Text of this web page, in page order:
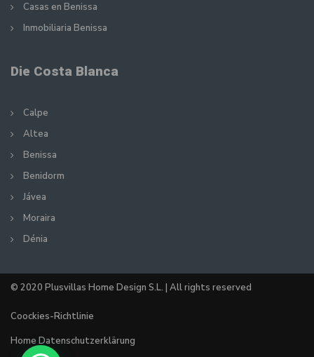
Casas en Benissa
Inmobiliaria Benissa
Die Costa Blanca
Calpe
Altea
Benissa
Benidorm
Jávea
Moraira
Dénia
© 2020 Plusvillas Home Design S.L. | All rights reserved
Coockies-Richtlinie
Home Datenschutzerklärung